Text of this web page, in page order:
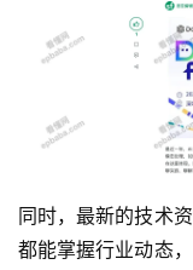
产
同时，最新的技术
都能掌握行业动态